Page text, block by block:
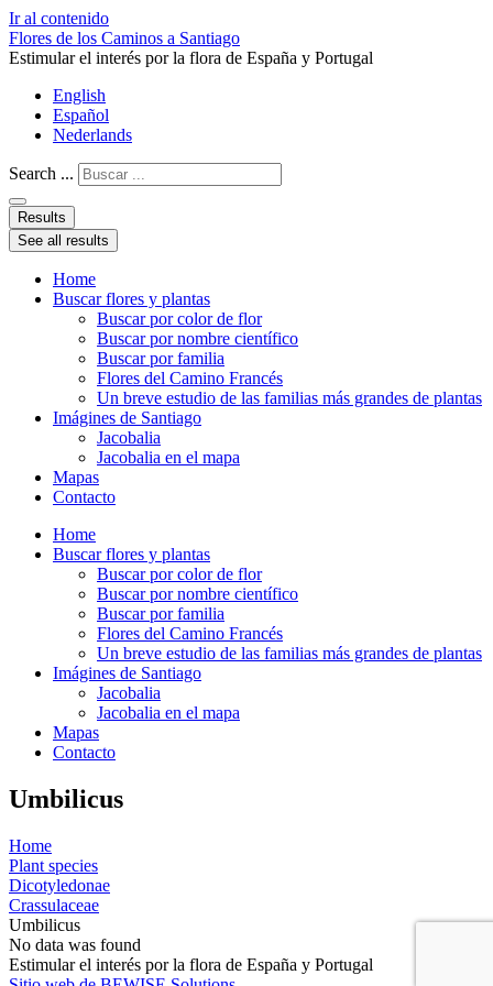
Ir al contenido
Flores de los Caminos a Santiago
Estimular el interés por la flora de España y Portugal
English
Español
Nederlands
Search ...
Results
See all results
Home
Buscar flores y plantas
Buscar por color de flor
Buscar por nombre científico
Buscar por familia
Flores del Camino Francés
Un breve estudio de las familias más grandes de plantas
Imágines de Santiago
Jacobalia
Jacobalia en el mapa
Mapas
Contacto
Home
Buscar flores y plantas
Buscar por color de flor
Buscar por nombre científico
Buscar por familia
Flores del Camino Francés
Un breve estudio de las familias más grandes de plantas
Imágines de Santiago
Jacobalia
Jacobalia en el mapa
Mapas
Contacto
Umbilicus
Home
Plant species
Dicotyledonae
Crassulaceae
Umbilicus
No data was found
Estimular el interés por la flora de España y Portugal